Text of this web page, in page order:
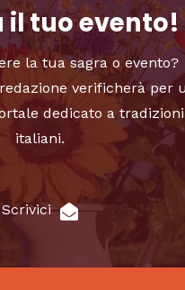
il tuo evento!
la tua sagra o evento?
verificherà per
dedicato a
italiani.
Scrivici